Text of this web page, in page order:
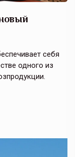
себя
одного из